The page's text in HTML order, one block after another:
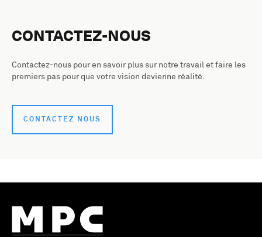
CONTACTEZ-NOUS
Contactez-nous pour en savoir plus sur notre travail et faire les
premiers pas pour que votre vision devienne réalité.
CONTACTEZ NOUS